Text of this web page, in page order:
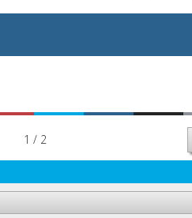
1 / 2